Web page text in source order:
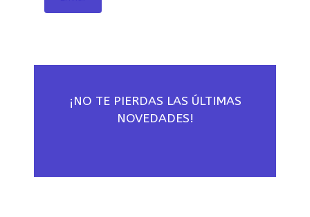
¡NO TE PIERDAS LAS ÚLTIMAS
NOVEDADES!